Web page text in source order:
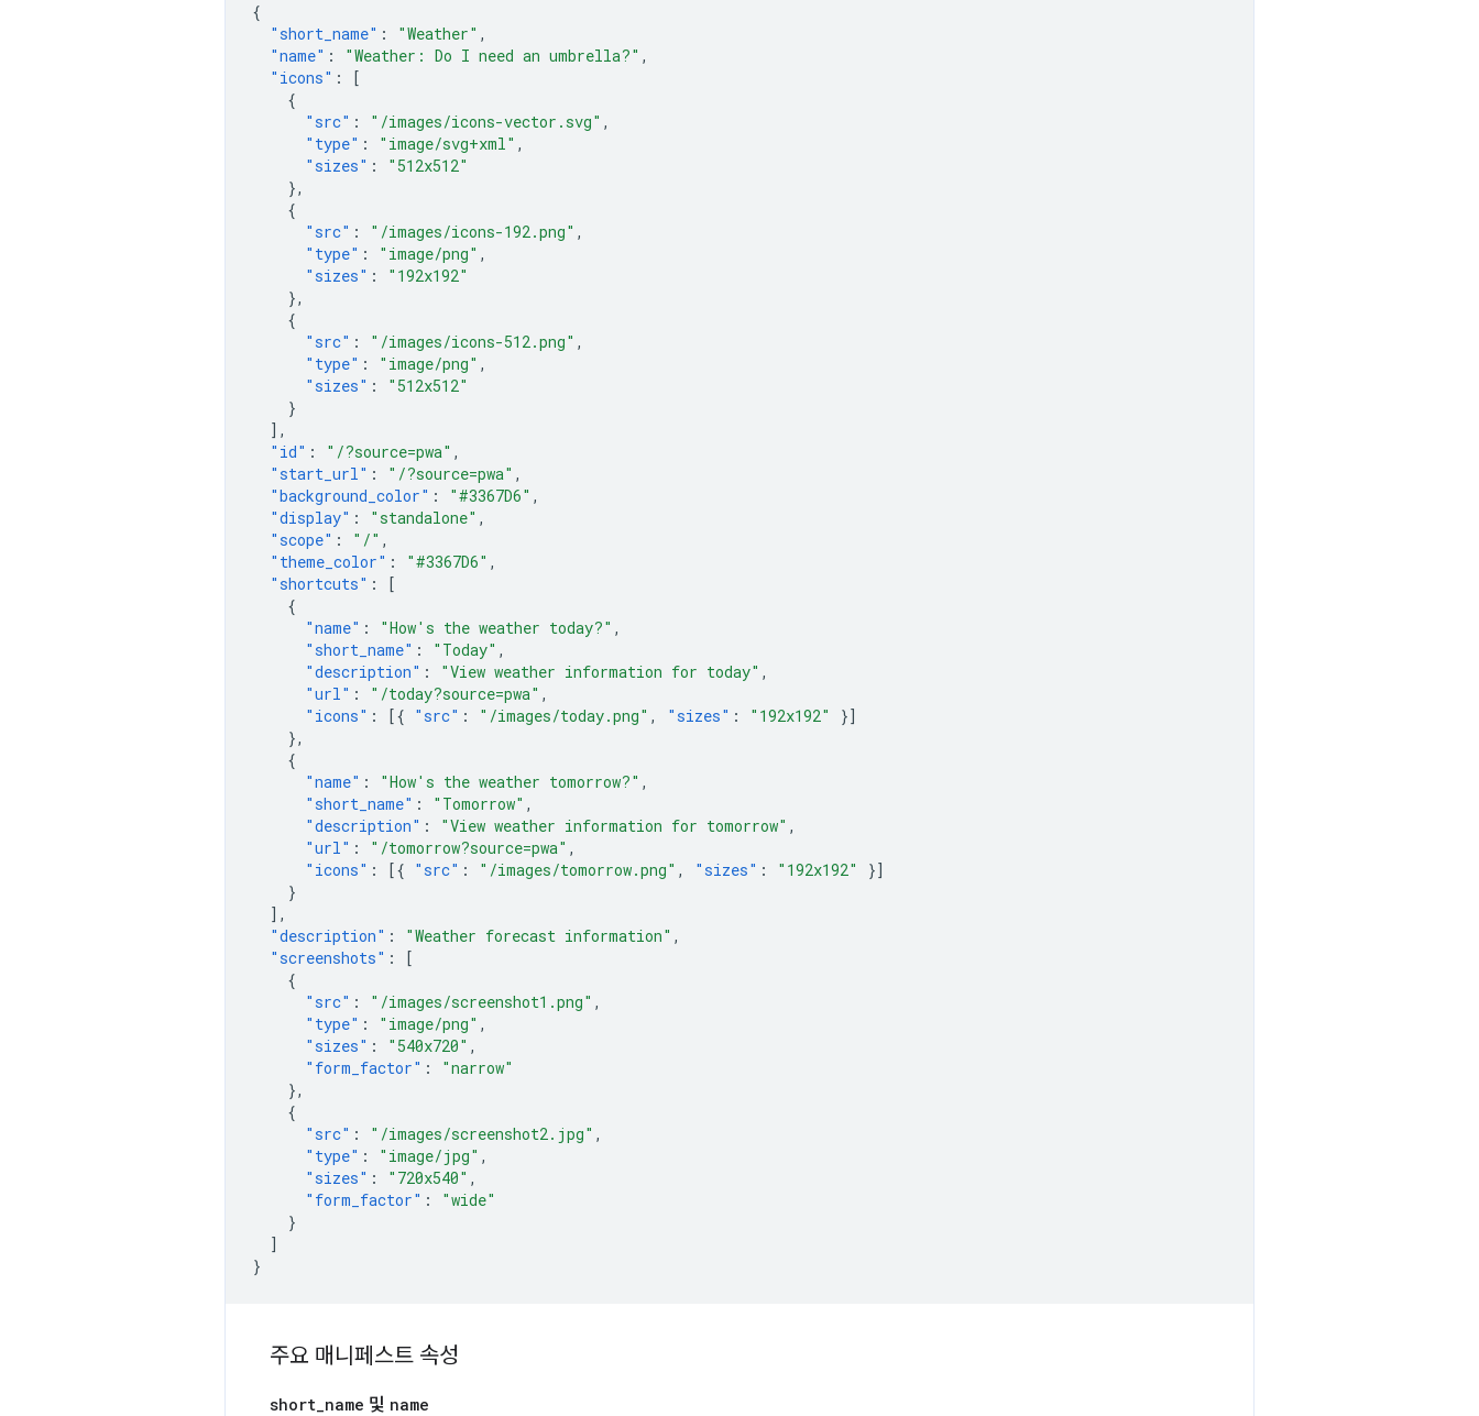
{
"short_name" : "Weather" ,
"name" : "Weather: Do I need an umbrella?" ,
"icons" :
[
{
"src" : "/images/icons-vector.svg" ,
"type" : "image/svg+xml" ,
"sizes" :
"512x512"
},
{
"src" : "/images/icons-192.png" ,
"type" : "image/png" ,
"sizes" :
"192x192"
},
{
"src" : "/images/icons-512.png" ,
"type" : "image/png" ,
"sizes" :
"512x512"
}
],
"id" : "/?source=pwa" ,
"start_url" : "/?source=pwa" ,
"background_color" : "#3367D6" ,
"display" : "standalone" ,
"scope" : "/" ,
"theme_color" : "#3367D6" ,
"shortcuts" :
[
{
"name" : "How's the weather today?" ,
"short_name" : "Today" ,
"description" : "View weather information for today" ,
"url" : "/today?source=pwa" ,
"icons" : [{ "src" : "/images/today.png" , "sizes" : "192x192"
}]
},
{
"name" : "How's the weather tomorrow?" ,
"short_name" : "Tomorrow" ,
"description" : "View weather information for tomorrow" ,
"url" : "/tomorrow?source=pwa" ,
"icons" : [{ "src" : "/images/tomorrow.png" , "sizes" : "192x192"
}]
}
],
"description" : "Weather forecast information" ,
"screenshots" :
[
{
"src" : "/images/screenshot1.png" ,
"type" : "image/png" ,
"sizes" : "540x720" ,
"form_factor" :
"narrow"
},
{
"src" : "/images/screenshot2.jpg" ,
"type" : "image/jpg" ,
"sizes" : "720x540" ,
"form_factor" :
"wide"
}
]
}
주요 매니페스트 속성
short_name 및 name